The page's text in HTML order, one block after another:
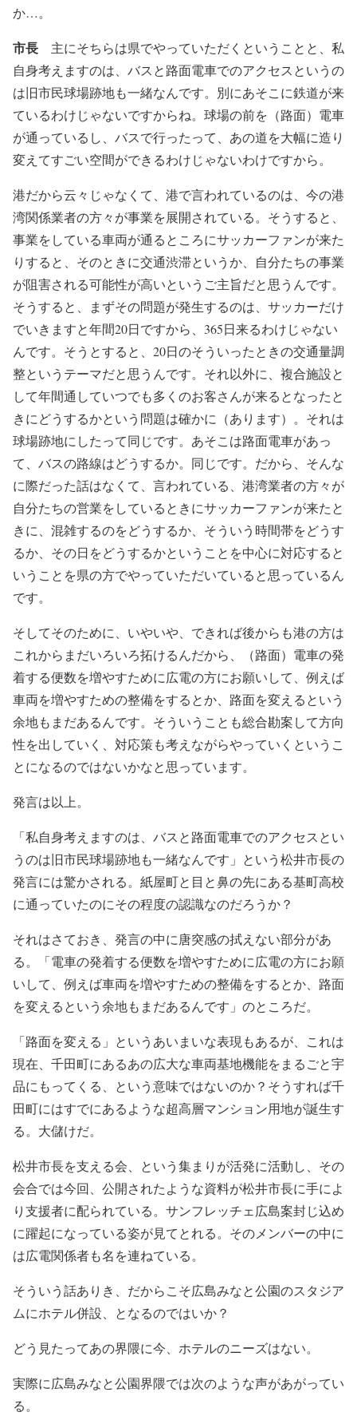
か…。
市長 主にそちらは県でやっていただくということと、私
自身考えますのは、バスと路面電車でのアクセスというの
は旧市民球場跡地も一緒なんです。別にあそこに鉄道が来
ているわけじゃないですからね。球場の前を（路面）電車
が通っているし、バスで行ったって、あの道を大幅に造り
変えてすごい空間ができるわけじゃないわけですから。
港だから云々じゃなくて、港で言われているのは、今の港
湾関係業者の方々が事業を展開されている。そうすると、
事業をしている車両が通るところにサッカーファンが来た
りすると、そのときに交通渋滞というか、自分たちの事業
が阻害される可能性が高いというご主旨だと思うんです。
そうすると、まずその問題が発生するのは、サッカーだけ
でいきますと年間20日ですから、365日来るわけじゃない
んです。そうとすると、20日のそういったときの交通量調
整というテーマだと思うんです。それ以外に、複合施設と
して年間通していつでも多くのお客さんが来るとなったと
きにどうするかという問題は確かに（あります）。それは
球場跡地にしたって同じです。あそこは路面電車があっ
て、バスの路線はどうするか。同じです。だから、そんな
に際だった話はなくて、言われている、港湾業者の方々が
自分たちの営業をしているときにサッカーファンが来たと
きに、混雑するのをどうするか、そういう時間帯をどうす
るか、その日をどうするかということを中心に対応すると
いうことを県の方でやっていただいていると思っているん
です。
そしてそのために、いやいや、できれば後からも港の方は
これからまだいろいろ拓けるんだから、（路面）電車の発
着する便数を増やすために広電の方にお願いして、例えば
車両を増やすための整備をするとか、路面を変えるという
余地もまだあるんです。そういうことも総合勘案して方向
性を出していく、対応策も考えながらやっていくというこ
とになるのではないかなと思っています。
発言は以上。
「私自身考えますのは、バスと路面電車でのアクセスとい
うのは旧市民球場跡地も一緒なんです」という松井市長の
発言には驚かされる。紙屋町と目と鼻の先にある基町高校
に通っていたのにその程度の認識なのだろうか？
それはさておき、発言の中に唐突感の拭えない部分があ
る。「電車の発着する便数を増やすために広電の方にお願
いして、例えば車両を増やすための整備をするとか、路面
を変えるという余地もまだあるんです」のところだ。
「路面を変える」というあいまいな表現もあるが、これは
現在、千田町にあるあの広大な車両基地機能をまるごと宇
品にもってくる、という意味ではないのか？そうすれば千
田町にはすでにあるような超高層マンション用地が誕生す
る。大儲けだ。
松井市長を支える会、という集まりが活発に活動し、その
会合では今回、公開されたような資料が松井市長に手によ
り支援者に配られている。サンフレッチェ広島案封じ込め
に躍起になっている姿が見てとれる。そのメンバーの中に
は広電関係者も名を連ねている。
そういう話ありき、だからこそ広島みなと公園のスタジア
ムにホテル併設、となるのではいか？
どう見たってあの界隈に今、ホテルのニーズはない。
実際に広島みなと公園界隈では次のような声があがってい
る。